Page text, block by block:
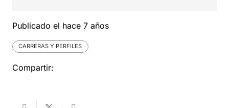
Publicado el hace 7 años
CARRERAS Y PERFILES
Compartir: